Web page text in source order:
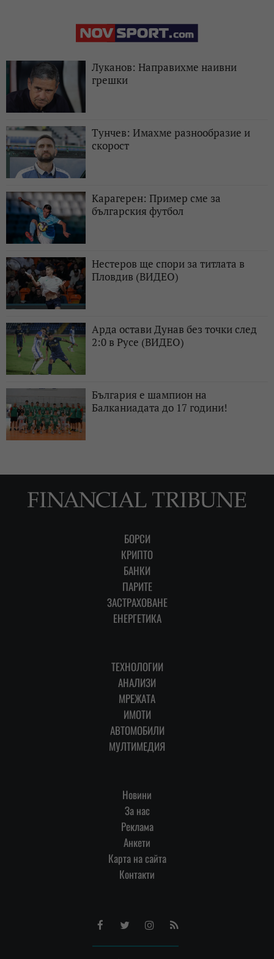
Луканов: Направихме наивни
грешки
Тунчев: Имахме разнообразие и
скорост
Карагерен: Пример сме за
българския футбол
Нестеров ще спори за титлата в
Пловдив (ВИДЕО)
Арда остави Дунав без точки след
2:0 в Русе (ВИДЕО)
България е шампион на
Балканиадата до 17 години!
БОРСИ
КРИПТО
БАНКИ
ПАРИТЕ
ЗАСТРАХОВАНЕ
ЕНЕРГЕТИКА
ТЕХНОЛОГИИ
АНАЛИЗИ
МРЕЖАТА
ИМОТИ
АВТОМОБИЛИ
МУЛТИМЕДИЯ
Новини
За нас
Реклама
Анкети
Карта на сайта
Контакти
FacebookTwitterInstagram
RSS